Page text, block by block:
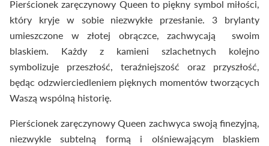
Pierścionek zaręczynowy Queen to piękny symbol miłości,
który kryje w sobie niezwykłe przesłanie. 3 brylanty
umieszczone w złotej obrączce, zachwycają swoim
blaskiem. Każdy z kamieni szlachetnych kolejno
symbolizuje przeszłość, teraźniejszość oraz przyszłość,
będąc odzwierciedleniem pięknych momentów tworzących
Waszą wspólną historię.
Pierścionek zaręczynowy Queen zachwyca swoją finezyjną,
niezwykle subtelną formą i olśniewającym blaskiem